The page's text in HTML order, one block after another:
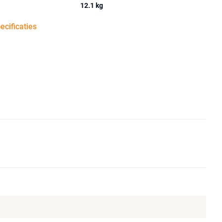
12.1 kg